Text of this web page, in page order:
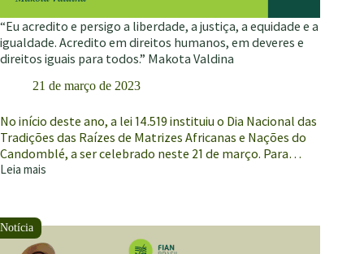
“Eu acredito e persigo a liberdade, a justiça, a equidade e a
igualdade. Acredito em direitos humanos, em deveres e
direitos iguais para todos.” Makota Valdina
21 de março de 2023
No início deste ano, a lei 14.519 instituiu o Dia Nacional das
Tradições das Raízes de Matrizes Africanas e Nações do
Candomblé, a ser celebrado neste 21 de março. Para…
Leia mais
“Eu
persigo
a